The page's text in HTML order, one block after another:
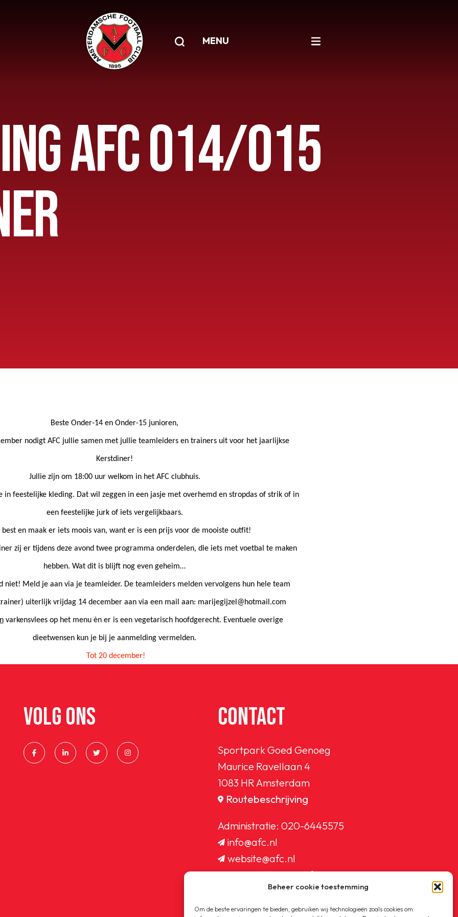
Beheer cookie toestemming
Om de beste ervaringen te bieden, gebruiken wij technologieën zoals cookies om
MENU
AFC O14/O15
Beste Onder-14 en Onder-15 junioren,
nodigt AFC jullie samen met jullie teamleiders en trainers uit voor het jaarlijkse
Kerstdiner!
Jullie zijn om 18:00 uur welkom in het AFC clubhuis.
in feestelijke kleding. Dat wil zeggen in een jasje met overhemd en stropdas of strik of in
een feestelijke jurk of iets vergelijkbaars.
best en maak er iets moois van, want er is een prijs voor de mooiste outfit!
zij er tijdens deze avond twee programma onderdelen, die iets met voetbal te maken
hebben. Wat dit is blijft nog even geheim…
niet! Meld je aan via je teamleider. De teamleiders melden vervolgens hun hele team
uiterlijk vrijdag 14 decemberaan via een mail aan: marijegijzel@hotmail.com
varkensvlees op het menu èn er is een vegetarisch hoofdgerecht. Eventuele overige
dieetwensen kun je bij je aanmelding vermelden.
Tot 20 december!
VOLG ONS CONTACT
Sportpark Goed Genoeg
Maurice Ravellaan 4
1083 HR Amsterdam
Routebeschrijving
Administratie: 020-6445575
info@afc.nl
website@afc.nl
wedstrijdzaken@afc.nl
ledenadministratie@afc.nl